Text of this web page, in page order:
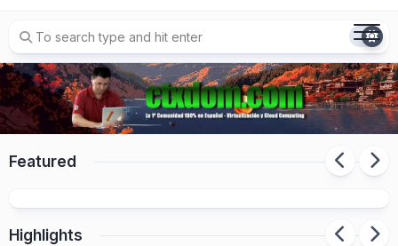
content
Featured
Detectado fallo de seguridad afectacion a
NetScaler “HTTP/2 Bomb” denial-of-service
Highlights